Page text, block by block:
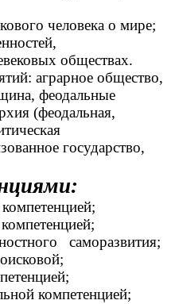
человека о мире;
обществах.
аграрное общество,
феодальные
(феодальная,
государство,
саморазвития;
компетенцией;